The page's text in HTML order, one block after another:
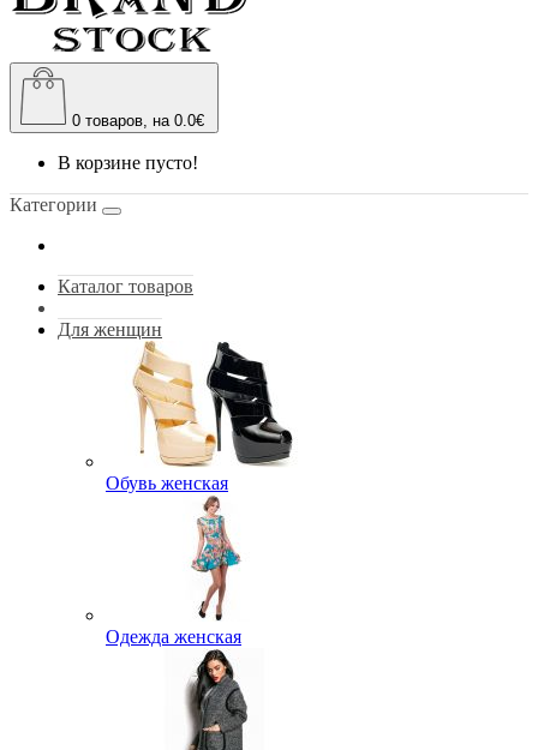
0 товаров, на 0.0€
В корзине пусто!
Категории
Каталог товаров
Для женщин
Обувь женская
Одежда женская